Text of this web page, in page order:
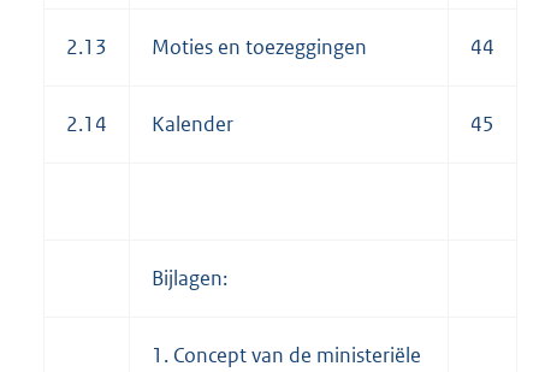
2.13 Moties en toezeggingen 44
2.14 Kalender 45
Bijlagen:
1. Concept van de ministeriële